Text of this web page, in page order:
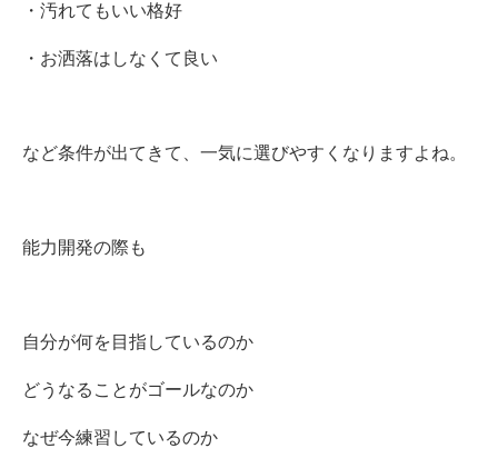
・汚れてもいい格好
・お洒落はしなくて良い
など条件が出てきて、一気に選びやすくなりますよね。
能力開発の際も
自分が何を目指しているのか
どうなることがゴールなのか
なぜ今練習しているのか